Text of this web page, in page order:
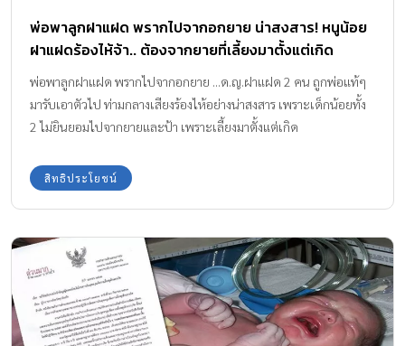
พ่อพาลูกฝาแฝด พรากไปจากอกยาย น่าสงสาร! หนูน้อย
ฝาแฝดร้องไห้จ้า.. ต้องจากยายที่เลี้ยงมาตั้งแต่เกิด
พ่อพาลูกฝาแฝด พรากไปจากอกยาย ...ด.ญ.ฝาแฝด 2 คน ถูกพ่อแท้ๆ
มารับเอาตัวไป ท่ามกลางเสียงร้องไห้อย่างน่าสงสาร เพราะเด็กน้อยทั้ง
2 ไม่ยินยอมไปจากยายและป้า เพราะเลี้ยงมาตั้งแต่เกิด
สิทธิประโยชน์